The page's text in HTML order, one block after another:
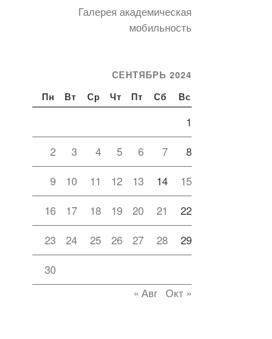
Галерея академическая
мобильность
СЕНТЯБРЬ 2024
Пн Вт Ср Чт Пт Сб Вс
1
2 3 4 5 6 7 8
9 10 11 12 13 14 15
16 17 18 19 20 21 22
23 24 25 26 27 28 29
30
« Авг Окт »